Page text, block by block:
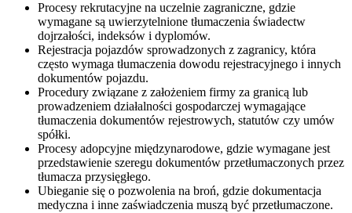
Procesy rekrutacyjne na uczelnie zagraniczne, gdzie
wymagane są uwierzytelnione tłumaczenia świadectw
dojrzałości, indeksów i dyplomów.
Rejestracja pojazdów sprowadzonych z zagranicy, która
często wymaga tłumaczenia dowodu rejestracyjnego i innych
dokumentów pojazdu.
Procedury związane z założeniem firmy za granicą lub
prowadzeniem działalności gospodarczej wymagające
tłumaczenia dokumentów rejestrowych, statutów czy umów
spółki.
Procesy adopcyjne międzynarodowe, gdzie wymagane jest
przedstawienie szeregu dokumentów przetłumaczonych przez
tłumacza przysięgłego.
Ubieganie się o pozwolenia na broń, gdzie dokumentacja
medyczna i inne zaświadczenia muszą być przetłumaczone.